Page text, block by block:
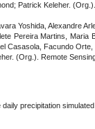
Patrick Keleher.
Yoshida, Alexandre
Pereira Martins,
Casasola, Facundo
(Org.). Remote
precipitation